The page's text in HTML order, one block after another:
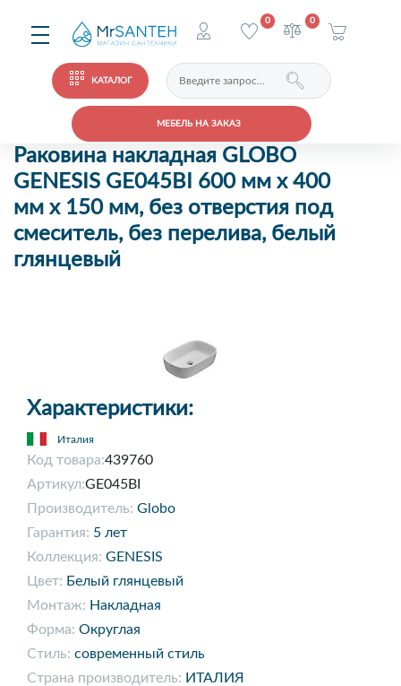
КАТАЛОГ
МЕБЕЛЬ НА ЗАКАЗ
0 0
Раковина накладная GLOBO
GENESIS GE045BI 600 мм х 400
мм х 150 мм, без отверстия под
смеситель, без перелива, белый
глянцевый
Характеристики:
Италия
Код товара:439760
Артикул:GE045BI
Производитель: Globo
Гарантия: 5 лет
Коллекция: GENESIS
Цвет: Белый глянцевый
Монтаж: Накладная
Форма: Округлая
Стиль: современный стиль
Страна производитель: ИТАЛИЯ